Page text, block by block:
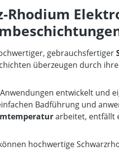
Rhodium
gebrauchsfertiger
überzeugen durch
entwickelt und
Badführung und
arbeitet, entfällt
hochwertige